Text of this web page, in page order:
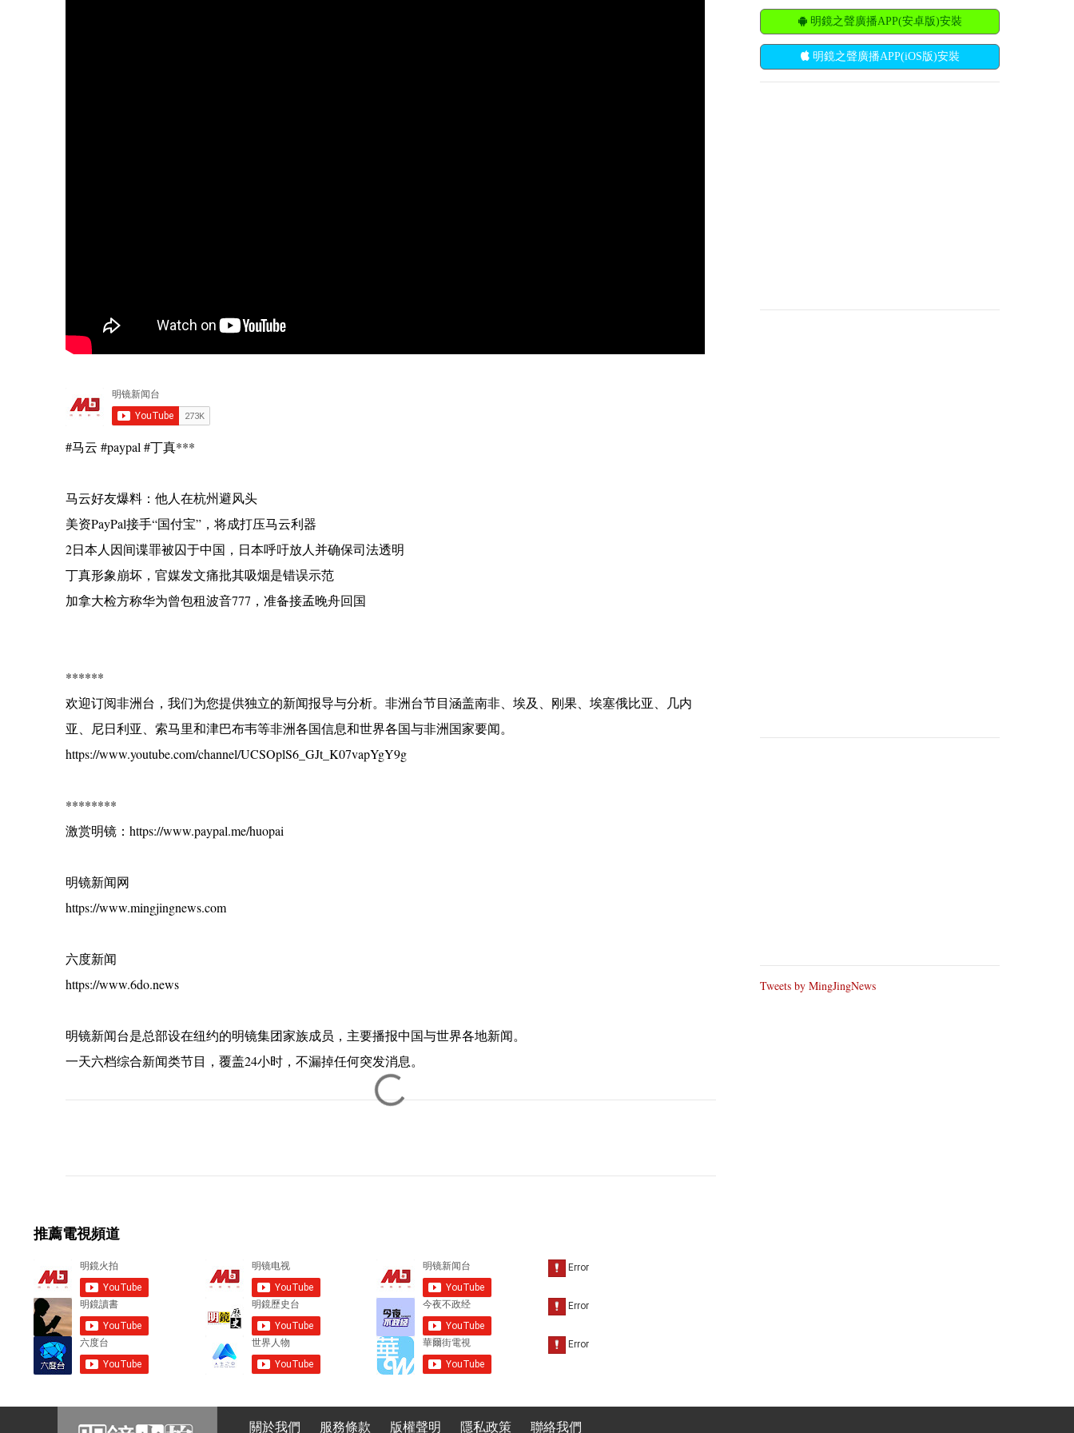
#马云 #paypal #丁真***
马云好友爆料：他人在杭州避风头
美资PayPal接手“国付宝”，将成打压马云利器
2日本人因间谍罪被囚于中国，日本呼吁放人并确保司法透明
丁真形象崩坏，官媒发文痛批其吸烟是错误示范
加拿大检方称华为曾包租波音777，准备接孟晚舟回国
******
欢迎订阅非洲台，我们为您提供独立的新闻报导与分析。非洲台节目涵盖南非、埃及、刚果、埃塞俄比亚、几内
亚、尼日利亚、索马里和津巴布韦等非洲各国信息和世界各国与非洲国家要闻。
https://www.youtube.com/channel/UCSOplS6_GJt_K07vapYgY9g
********
激赏明镜：https://www.paypal.me/huopai
明镜新闻网
https://www.mingjingnews.com
六度新闻
https://www.6do.news
明镜新闻台是总部设在纽约的明镜集团家族成员，主要播报中国与世界各地新闻。
一天六档综合新闻类节目，覆盖24小时，不漏掉任何突发消息。
n
s
推薦電視頻道
明鏡之聲廣播APP(安卓版)安裝
明鏡之聲廣播APP(iOS版)安裝
Tweets by MingJingNews
關於我們 服務條款 版權聲明 隱私政策 聯絡我們